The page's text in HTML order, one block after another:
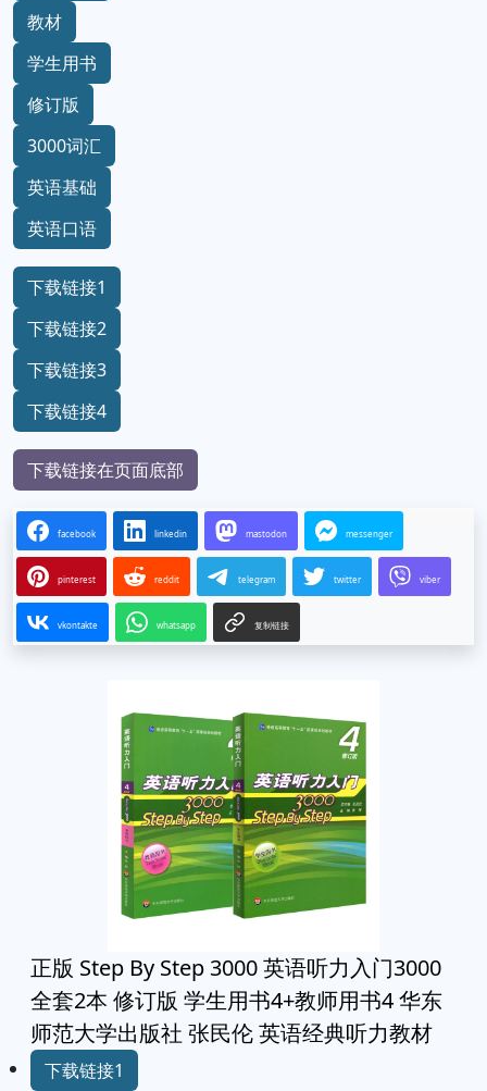
教材
学生用书
修订版
3000词汇
英语基础
英语口语
下载链接1
下载链接2
下载链接3
下载链接4
下载链接在页面底部
facebook linkedin mastodon messenger
pinterest reddit telegram twitter viber
vkontakte whatsapp 复制链接
正版 Step By Step 3000 英语听力入门3000
全套2本 修订版 学生用书4+教师用书4 华东
师范大学出版社 张民伦 英语经典听力教材
下载链接1